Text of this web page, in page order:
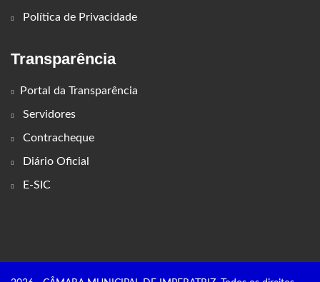
Política de Privacidade
Transparência
Portal da Transparência
Servidores
Contracheque
Diário Oficial
E-SIC